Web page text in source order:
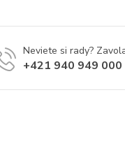
Neviete si rady?
+421 940 949 000